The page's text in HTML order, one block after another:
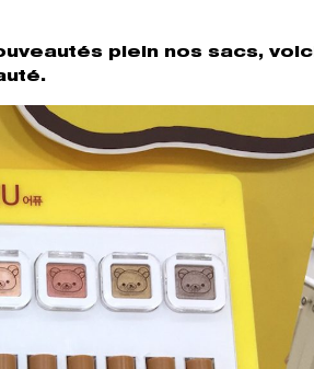
plein nos sacs, voici